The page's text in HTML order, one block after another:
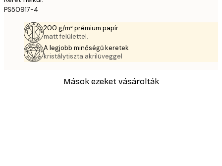
PS50917-4
200 g/m² prémium papír
matt felülettel.
A legjobb minőségű keretek
kristálytiszta akrilüveggel
Mások ezeket vásárolták